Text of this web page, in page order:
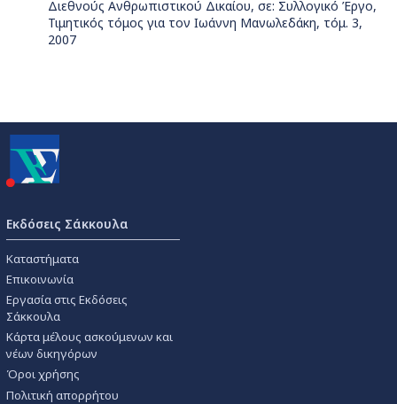
Διεθνούς Ανθρωπιστικού Δικαίου, σε: Συλλογικό Έργο,
Τιμητικός τόμος για τον Ιωάννη Μανωλεδάκη, τόμ. 3,
2007
Εκδόσεις Σάκκουλα
Καταστήματα
Επικοινωνία
Εργασία στις Εκδόσεις
Σάκκουλα
Κάρτα μέλους ασκούμενων και
νέων δικηγόρων
Όροι χρήσης
Πολιτική απορρήτου